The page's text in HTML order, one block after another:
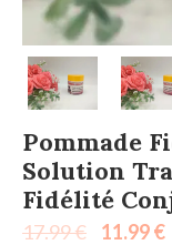
Pommade
Solution
Fidélité
17.99€ 11.99€